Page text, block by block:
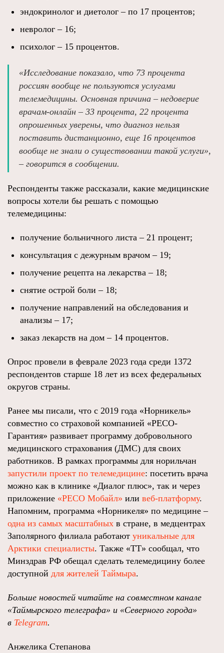
эндокринолог и диетолог – по 17 процентов;
невролог – 16;
психолог – 15 процентов.
«Исследование показало, что 73 процента
россиян вообще не пользуются услугами
телемедицины. Основная причина – недоверие
врачам-онлайн – 33 процента, 22 процента
опрошенных уверены, что диагноз нельзя
поставить дистанционно, еще 16 процентов
вообще не знали о существовании такой услуги»,
– говорится в сообщении.
Респонденты также рассказали, какие медицинские
вопросы хотели бы решать с помощью
телемедицины:
получение больничного листа – 21 процент;
консультация с дежурным врачом – 19;
получение рецепта на лекарства – 18;
снятие острой боли – 18;
получение направлений на обследования и
анализы – 17;
заказ лекарств на дом – 14 процентов.
Опрос провели в феврале 2023 года среди 1372
респондентов старше 18 лет из всех федеральных
округов страны.
Ранее мы писали, что с 2019 года «Норникель»
совместно со страховой компанией «РЕСО-
Гарантия» развивает программу добровольного
медицинского страхования (ДМС) для своих
работников. В рамках программы для норильчан
запустили проект по телемедицине: посетить врача
можно как в клинике «Диалог плюс», так и через
приложение «РЕСО Мобайл» или веб-платформу.
Напомним, программа «Норникеля» по медицине –
одна из самых масштабных в стране, в медцентрах
Заполярного филиала работают уникальные для
Арктики специалисты. Также «ТТ» сообщал, что
Минздрав РФ обещал сделать телемедицину более
доступной для жителей Таймыра.
Больше новостей читайте на совместном канале
«Таймырского телеграфа» и «Северного города»
в Telegram.
Анжелика Степанова